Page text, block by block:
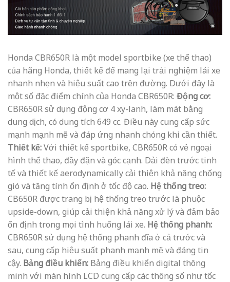
Honda CBR650R là một model sportbike (xe thể thao)
của hãng Honda, thiết kế để mang lại trải nghiệm lái xe
nhanh nhẹn và hiệu suất cao trên đường. Dưới đây là
một số đặc điểm chính của Honda CBR650R: Động cơ:
CBR650R sử dụng động cơ 4 xy-lanh, làm mát bằng
dung dịch, có dung tích 649 cc. Điều này cung cấp sức
mạnh mạnh mẽ và đáp ứng nhanh chóng khi cần thiết.
Thiết kế:Với thiết kế sportbike, CBR650R có vẻ ngoại
hình thể thao, đầy đặn và góc cạnh. Dải đèn trước tinh
tế và thiết kế aerodynamically cải thiện khả năng chống
gió và tăng tính ổn định ở tốc độ cao. Hệ thống treo:
CB650R được trang bị hệ thống treo trước là phuộc
upside-down, giúp cải thiện khả năng xử lý và đảm bảo
ổn định trong mọi tình huống lái xe. Hệ thống phanh:
CBR650R sử dụng hệ thống phanh đĩa ở cả trước và
sau, cung cấp hiệu suất phanh mạnh mẽ và đáng tin
cậy. Bảng điều khiển: Bảng điều khiển digital thông
minh với màn hình LCD cung cấp các thông số như tốc